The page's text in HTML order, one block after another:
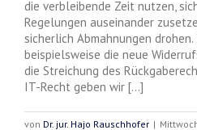
die verbleibende Zeit nutzen,
Regelungen auseinander
sicherlich Abmahnungen
beispielsweise die neue
die Streichung des
IT-Recht geben wir [...]
von Dr. jur. Hajo Rauschhofer |